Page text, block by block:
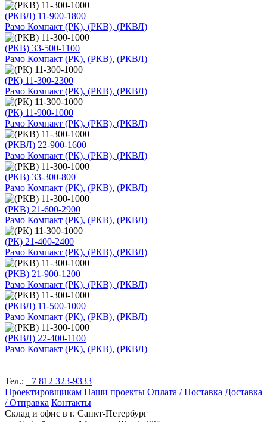
(РКВЛ) 11-900-1800
Рамо Компакт (РК), (РКВ), (РКВЛ)
(РКВ) 33-500-1100
Рамо Компакт (РК), (РКВ), (РКВЛ)
(РК) 11-300-2300
Рамо Компакт (РК), (РКВ), (РКВЛ)
(РК) 11-900-1000
Рамо Компакт (РК), (РКВ), (РКВЛ)
(РКВЛ) 22-900-1600
Рамо Компакт (РК), (РКВ), (РКВЛ)
(РКВ) 33-300-800
Рамо Компакт (РК), (РКВ), (РКВЛ)
(РКВ) 21-600-2900
Рамо Компакт (РК), (РКВ), (РКВЛ)
(РК) 21-400-2400
Рамо Компакт (РК), (РКВ), (РКВЛ)
(РКВ) 21-900-1200
Рамо Компакт (РК), (РКВ), (РКВЛ)
(РКВЛ) 11-500-1000
Рамо Компакт (РК), (РКВ), (РКВЛ)
(РКВЛ) 22-400-1100
Рамо Компакт (РК), (РКВ), (РКВЛ)
Тел.: +7 812 323-9333
Проектировщикам Наши проекты Оплата / Поставка Доставка
/ Отправка Контакты
Склад и офис в г. Санкт-Петербург